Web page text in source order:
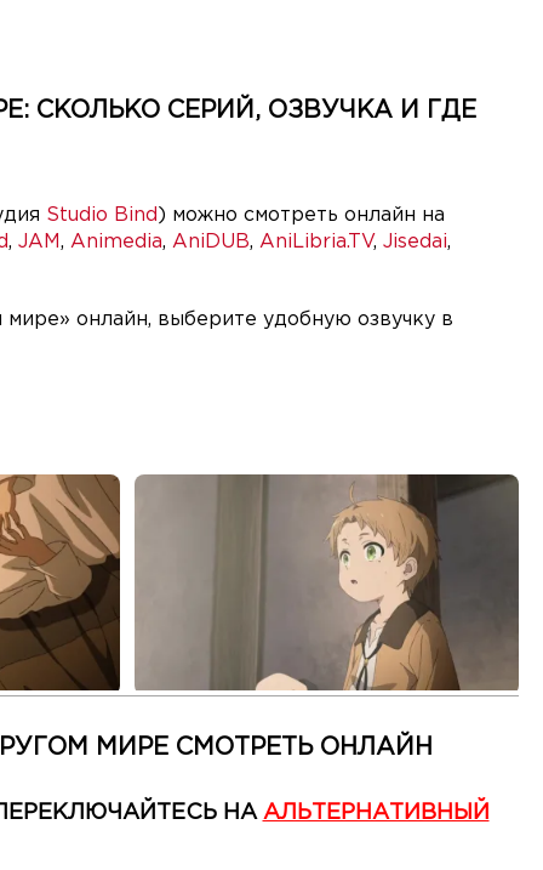
СКОЛЬКО СЕРИЙ, ОЗВУЧКА И ГДЕ
Studio Bind ) можно смотреть онлайн на
, JAM , Animedia, AniDUB, AniLibria.TV, Jisedai,
онлайн, выберите удобную озвучку в
МИРЕ СМОТРЕТЬ ОНЛАЙН
НА АЛЬТЕРНАТИВНЫЙ